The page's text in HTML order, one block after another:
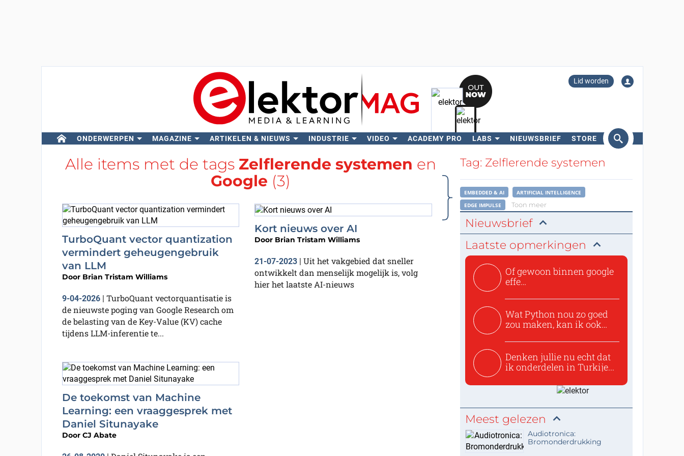
Lid worden
ONDERWERPEN MAGAZINE ARTIKELEN & NIEUWS INDUSTRIE VIDEO ACADEMY PRO LABS NIEUWSBRIEF STORE
Zoeken
Alle items met de tags Zelflerende systemen en
Google (3)
TurboQuant vector quantization
vermindert geheugengebruik
van LLM
Door Brian Tristam Williams
9-04-2026| TurboQuant vectorquantisatie is
de nieuwste poging van Google Research om
de belasting van de Key-Value (KV) cache
tijdens LLM-inferentie te...
Kort nieuws over AI
Door Brian Tristam Williams
21-07-2023 | Uit het vakgebied dat sneller
ontwikkelt dan menselijk mogelijk is, volg
hier het laatste AI-nieuws
De toekomst van Machine
Learning: een vraaggesprek met
Daniel Situnayake
Door CJ Abate
Tag: Zelflerende systemen
EMBEDDED & AI
ARTIFICIAL INTELLIGENCE
EDGE IMPULSE
Toon meer
Nieuwsbrief
Laatste opmerkingen
Of gewoon binnen google
effe
Wat Python nou zo goed
zou maken, kan ik ook
Denken jullie nu echt dat
ik onderdelen in Turkije...
Meest gelezen
Audiotronica:
Bromonderdrukking